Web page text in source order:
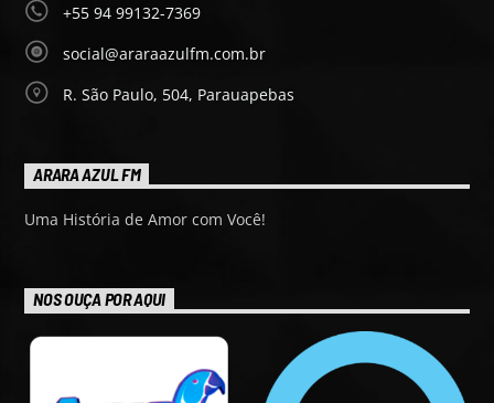
+55 94 99132-7369
social@araraazulfm.com.br
R. São Paulo, 504, Parauapebas
ARARA AZUL FM
Uma História de Amor com Você!
NOS OUÇA POR AQUI